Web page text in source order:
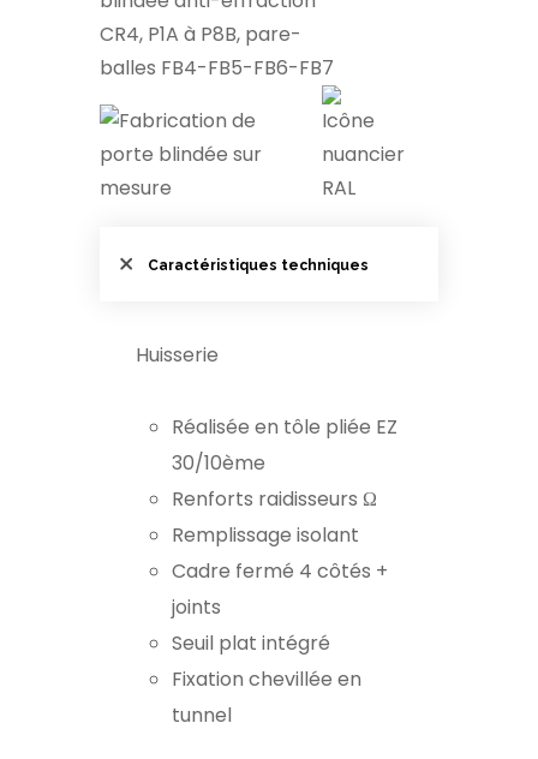
Caractéristiques techniques
Huisserie
Réalisée en tôle pliée EZ
30/10ème
Renforts raidisseurs Ω
Remplissage isolant
Cadre fermé 4 côtés +
joints
Seuil plat intégré
Fixation chevillée en
tunnel